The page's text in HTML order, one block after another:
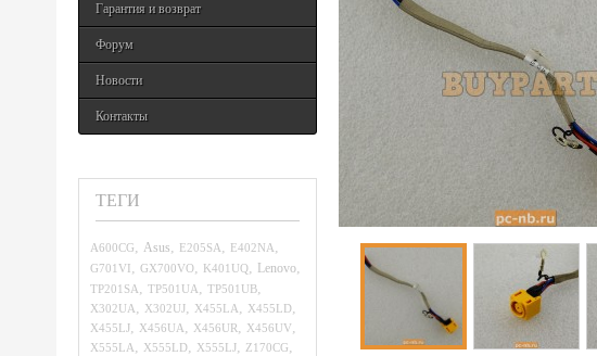
Гарантия и возврат
Форум
Новости
Контакты
ТЕГИ
A600CG, Asus, E205SA, E402NA,
G701VI, GX700VO, K401UQ, Lenovo,
TP201SA, TP501UA, TP501UB,
X302UA, X302UJ, X455LA, X455LD,
X455LJ, X456UA, X456UR, X456UV,
X555LA, X555LD, X555LJ, Z170CG,